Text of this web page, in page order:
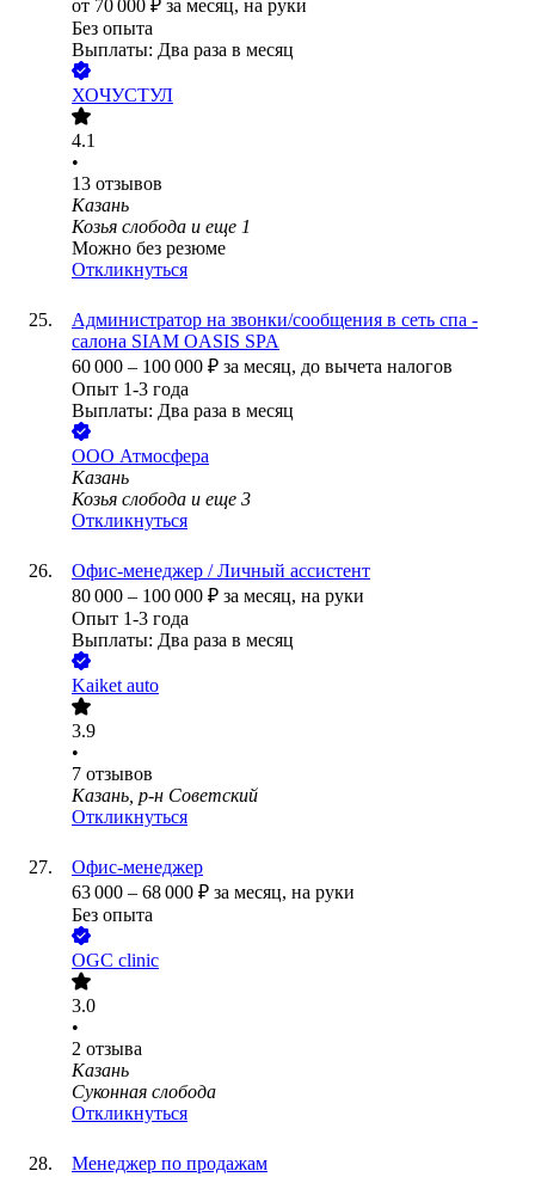
от 70 000 ₽ за месяц, на руки
Без опыта
Выплаты: Два раза в месяц
ХОЧУСТУЛ
4.1
•
13 отзывов
Казань
Козья слобода и еще 1
Можно без резюме
Откликнуться
Администратор на звонки/сообщения в сеть спа -
салона SIAM OASIS SPA
60 000 – 100 000 ₽ за месяц, до вычета налогов
Опыт 1-3 года
Выплаты: Два раза в месяц
ООО Атмосфера
Казань
Козья слобода и еще 3
Откликнуться
Офис-менеджер / Личный ассистент
80 000 – 100 000 ₽ за месяц, на руки
Опыт 1-3 года
Выплаты: Два раза в месяц
Kaiket auto
3.9
•
7 отзывов
Казань, р-н Советский
Откликнуться
Офис-менеджер
63 000 – 68 000 ₽ за месяц, на руки
Без опыта
OGC clinic
3.0
•
2 отзыва
Казань
Суконная слобода
Откликнуться
Менеджер по продажам